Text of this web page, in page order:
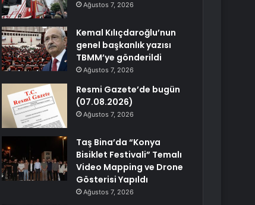
Ağustos 7, 2026
Kemal Kılıçdaroğlu’nun
genel başkanlık yazısı
TBMM’ye gönderildi
Ağustos 7, 2026
Resmi Gazete’de bugün
(07.08.2026)
Ağustos 7, 2026
Taş Bina’da “Konya
Bisiklet Festivali” Temalı
Video Mapping ve Drone
Gösterisi Yapıldı
Ağustos 7, 2026